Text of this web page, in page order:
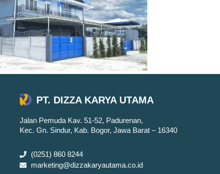
PT. DIZZA KARYA UTAMA
Jalan Pemuda Kav. 51-52, Padurenan,
Kec. Gn. Sindur, Kab. Bogor, Jawa Barat – 16340
(0251) 860 8244
marketing@dizzakaryautama.co.id